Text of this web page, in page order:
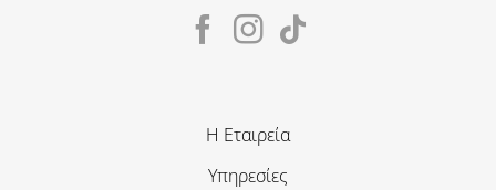
Η Εταιρεία
Υπηρεσίες